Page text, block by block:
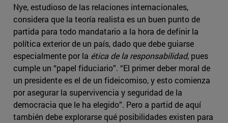
Nye, estudioso de las relaciones internacionales,
considera que la teoría realista es un buen punto de
partida para todo mandatario a la hora de definir la
política exterior de un país, dado que debe guiarse
especialmente por la ética de la responsabilidad, pues
cumple un “papel fiduciario”. “El primer deber moral de
un presidente es el de un fideicomiso, y esto comienza
por asegurar la supervivencia y seguridad de la
democracia que le ha elegido”. Pero a partid de aquí
también debe explorarse qué posibilidades existen para